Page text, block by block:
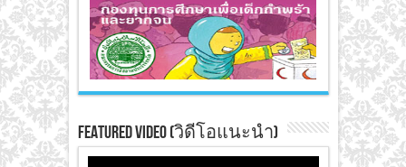
Featured Video (วิดีโอแนะนำ)